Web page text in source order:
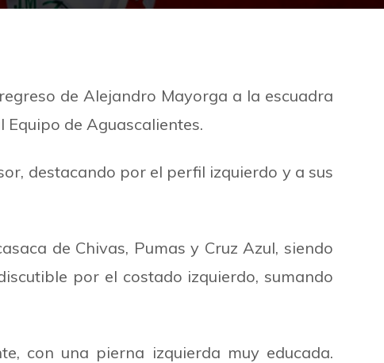
de Alejandro Mayorga a la escuadra
de Aguascalientes.
destacando por el perfil izquierdo y a sus
de Chivas, Pumas y Cruz Azul, siendo
por el costado izquierdo, sumando
con una pierna izquierda muy educada.